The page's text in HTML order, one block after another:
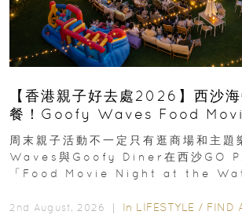
【香港親子好去處2026】西沙
餐！Goofy Waves Food
外影院逢週末登場
周末親子活動不一定只有逛商場和主
Waves與Goofy Diner在西沙GO
「Food Movie Night at the
2nd August, 2026 ｜ In LIFESTYLE / FIND